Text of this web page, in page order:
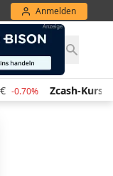
Anmelden
Zcash-Kurs 438,63 €